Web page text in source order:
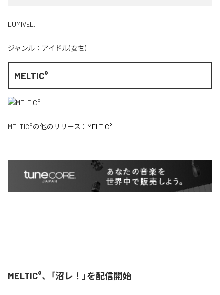
LUMIVEL.
ジャンル： アイドル(女性)
MELTIC°
MELTIC°の他のリリース： MELTIC°
MELTIC°、「沼レ！」を配信開始